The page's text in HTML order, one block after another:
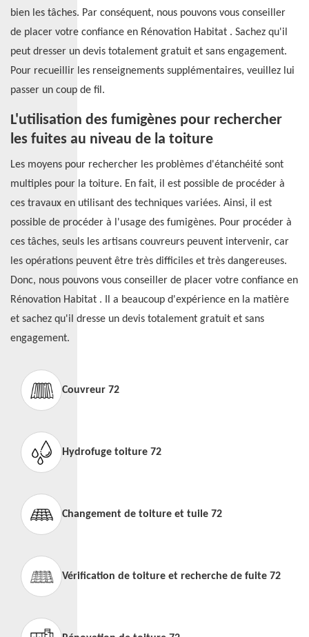
bien les tâches. Par conséquent, nous pouvons vous conseiller
de placer votre confiance en Rénovation Habitat . Sachez qu'il
peut dresser un devis totalement gratuit et sans engagement.
Pour recueillir les renseignements supplémentaires, veuillez lui
passer un coup de fil.
L'utilisation des fumigènes pour rechercher
les fuites au niveau de la toiture
Les moyens pour rechercher les problèmes d'étanchéité sont
multiples pour la toiture. En fait, il est possible de procéder à
ces travaux en utilisant des techniques variées. Ainsi, il est
possible de procéder à l'usage des fumigènes. Pour procéder à
ces tâches, seuls les artisans couvreurs peuvent intervenir, car
les opérations peuvent être très difficiles et très dangereuses.
Donc, nous pouvons vous conseiller de placer votre confiance en
Rénovation Habitat . Il a beaucoup d'expérience en la matière
et sachez qu'il dresse un devis totalement gratuit et sans
engagement.
Couvreur 72
Hydrofuge toiture 72
Changement de toiture et tuile 72
Vérification de toiture et recherche de fuite 72